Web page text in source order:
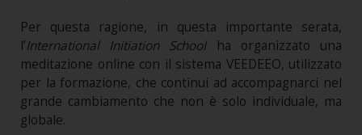
Per questa ragione, in questa importante serata,
l’International Initiation Schoolha organizzato una
meditazione online con il sistema VEEDEEO, utilizzato
per la formazione, che continui ad accompagnarci nel
grande cambiamento che non è solo individuale, ma
globale.